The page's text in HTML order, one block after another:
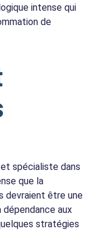
intense qui
de
et spécialiste dans
que la
devraient être une
aux
stratégies